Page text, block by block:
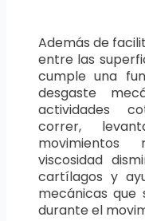
Además de
entre las
cumple una
desgaste
actividades
correr,
movimientos
viscosidad
cartílagos y
mecánicas que
durante el